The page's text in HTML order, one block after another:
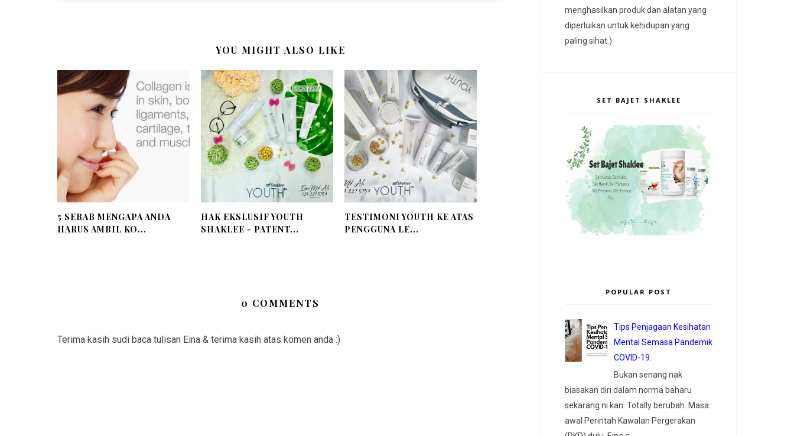
YOU MIGHT ALSO LIKE
5 SEBAB MENGAPA ANDA
HARUS AMBIL KO...
HAK EKSLUSIF YOUTH
SHAKLEE - PATENT...
TESTIMONI YOUTH KE ATAS
PENGGUNA LE...
0 COMMENTS
Terima kasih sudi baca tulisan Eina & terima kasih atas komen anda :)
menghasilkan produk dan alatan yang
diperluikan untuk kehidupan yang
paling sihat.)
SET BAJET SHAKLEE
POPULAR POST
Tips Penjagaan Kesihatan
Mental Semasa Pandemik
COVID-19.
Bukan senang nak
biasakan diri dalam norma baharu
sekarang ni kan. Totally berubah. Masa
awal Perintah Kawalan Pergerakan